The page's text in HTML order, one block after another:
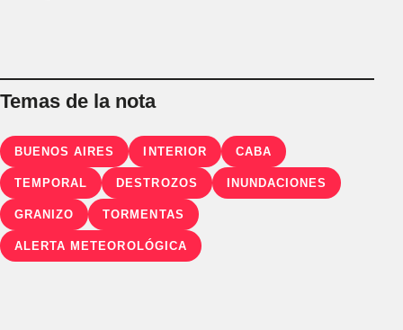
Temas de la nota
BUENOS AIRES INTERIOR CABA
TEMPORAL DESTROZOS INUNDACIONES
GRANIZO TORMENTAS
ALERTA METEOROLÓGICA